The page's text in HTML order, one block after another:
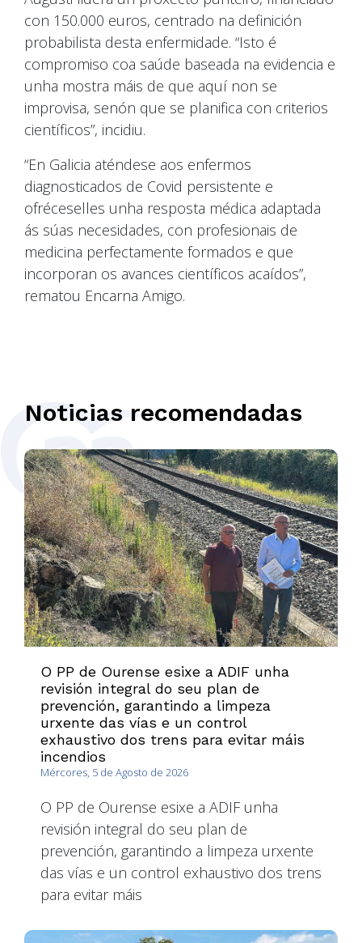
con 150.000 euros, centrado na definición
probabilista desta enfermidade. “Isto é
compromiso coa saúde baseada na evidencia e
unha mostra máis de que aquí non se
improvisa, senón que se planifica con criterios
científicos”, incidiu.
“En Galicia aténdese aos enfermos
diagnosticados de Covid persistente e
ofréceselles unha resposta médica adaptada
ás súas necesidades, con profesionais de
medicina perfectamente formados e que
incorporan os avances científicos acaídos”,
rematou Encarna Amigo.
Noticias recomendadas
O PP de Ourense esixe a ADIF unha
revisión integral do seu plan de
prevención, garantindo a limpeza
urxente das vías e un control
exhaustivo dos trens para evitar máis
incendios
Mércores, 5 de Agosto de 2026
O PP de Ourense esixe a ADIF unha
revisión integral do seu plan de
prevención, garantindo a limpeza urxente
das vías e un control exhaustivo dos trens
para evitar máis